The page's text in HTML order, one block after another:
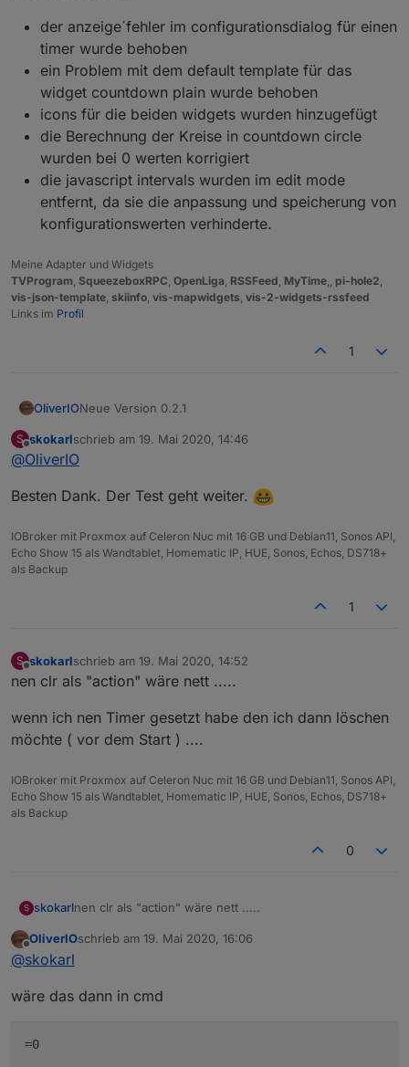
der anzeige´fehler im configurationsdialog für einen
timer wurde behoben
ein Problem mit dem default template für das
widget countdown plain wurde behoben
icons für die beiden widgets wurden hinzugefügt
die Berechnung der Kreise in countdown circle
wurden bei 0 werten korrigiert
die javascript intervals wurden im edit mode
entfernt, da sie die anpassung und speicherung von
konfigurationswerten verhinderte.
Meine Adapter und Widgets
TVProgram SqueezeboxRPC OpenLiga RSSFeed MyTime pi-hole2
vis-json-template skiinfo vis-mapwidgets vis-2-widgets-rssfeed
Links im Profil
1
OliverIONeue Version 0.2.1
der anzeige´fehler im configurationsdialog für
widget countdown plain wurde behoben
hinzugefügt
die Berechnung der Kreise in countdown circle
wurden bei 0 werten korrigiert
S
Offline
skokarlschrieb am 19. Mai 2020, 14:46
zuletzt editiert von
@OliverIO
Besten Dank. Der Test geht weiter.
IOBroker mit Proxmox auf Celeron Nuc mit 16 GB und Debian11, Sonos API,
Echo Show 15 als Wandtablet, Homematic IP, HUE, Sonos, Echos, DS718+
als Backup
1
S
Offline
skokarlschrieb am 19. Mai 2020, 14:52
zuletzt editiert von
nen clr als "action" wäre nett .....
wenn ich nen Timer gesetzt habe den ich dann löschen
möchte ( vor dem Start ) ....
IOBroker mit Proxmox auf Celeron Nuc mit 16 GB und Debian11, Sonos API,
Echo Show 15 als Wandtablet, Homematic IP, HUE, Sonos, Echos, DS718+
als Backup
0
S skokarlnen clr als "action" wäre nett .....
wenn ich nen Timer gesetzt habe den ich dann
Offline
OliverIOschrieb am 19. Mai 2020, 16:06
zuletzt editiert von
@skokarl
wäre das dann in cmd